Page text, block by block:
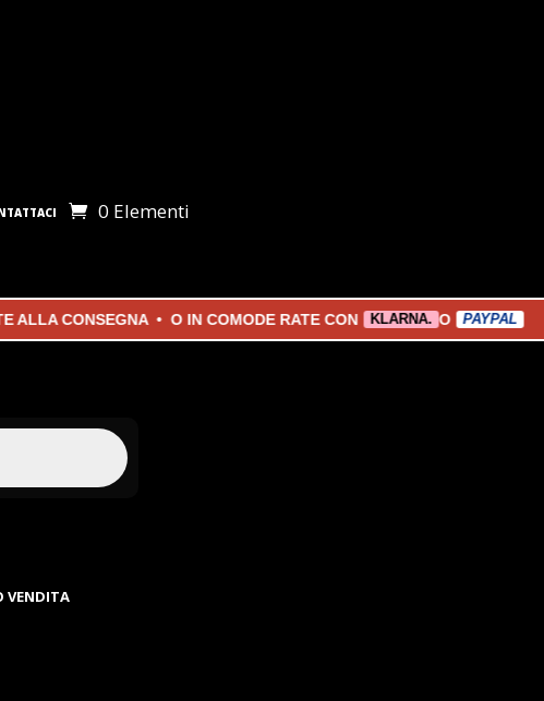
0 Elementi
• O IN COMODE RATE CON KLARNA. O PAYPAL
VENDITA